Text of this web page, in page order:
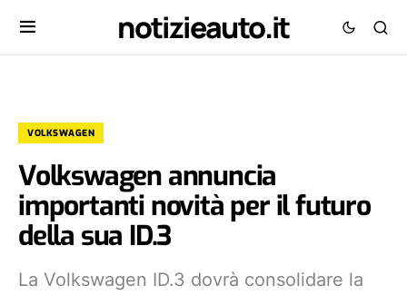
notizieauto.it
VOLKSWAGEN
Volkswagen annuncia
importanti novità per il futuro
della sua ID.3
La Volkswagen ID.3 dovrà consolidare la